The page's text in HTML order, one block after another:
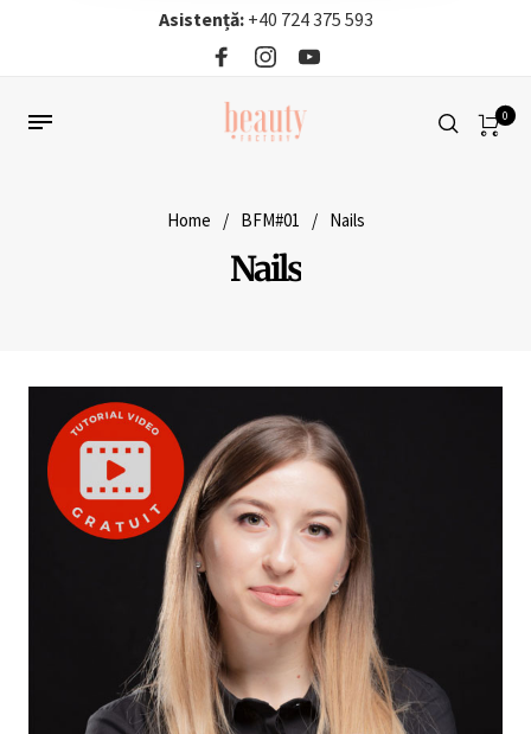
Asistență: +40 724 375 593‬
0
Home / BFM#01 / Nails
Nails